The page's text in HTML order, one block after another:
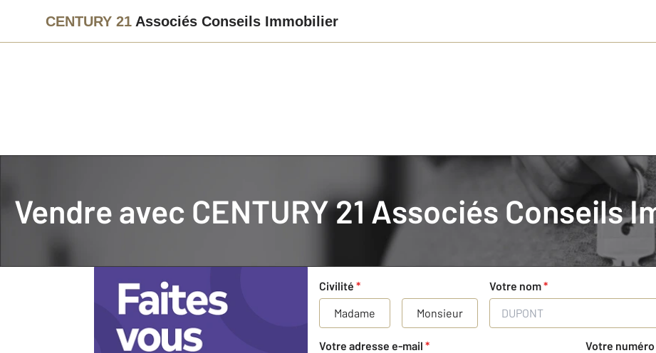
CENTURY 21 Associés Conseils Immobilier
Vendre avec CENTURY 21 Associés Conseils
Prendre rendez-vous avec un professionnel CENTURY 21
Je souhaite une estimation précise réalisée par un professionnel de CENTURY 21 Associés Conseils Immobilier :
Civilité *
Madame
Monsieur
Votre nom*
Votre adresse e-mail * Votre